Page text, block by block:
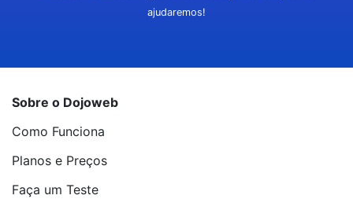
ajudaremos!
Sobre o Dojoweb
Como Funciona
Planos e Preços
Faça um Teste